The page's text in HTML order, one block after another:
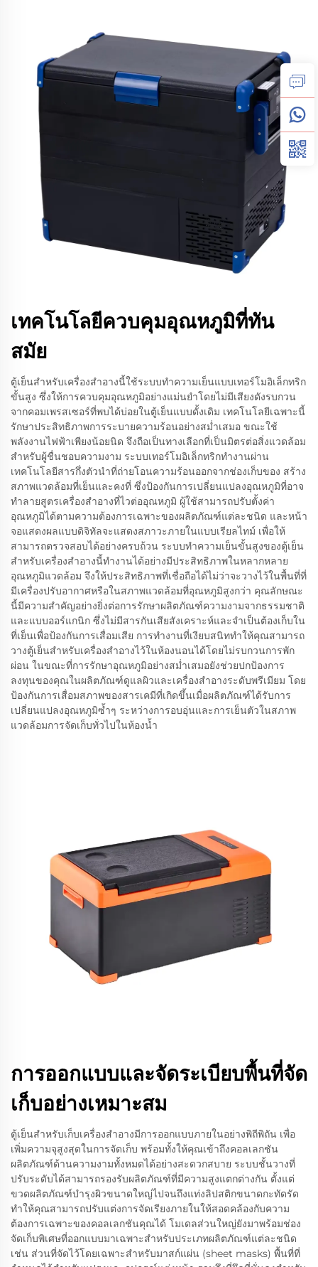
เทคโนโลยีควบคุมอุณหภูมิที่ทัน
สมัย
ตู้เย็นสำหรับเครื่องสำอางนี้ใช้ระบบทำความเย็นแบบเทอร์โมอิเล็กทริก
ขั้นสูง ซึ่งให้การควบคุมอุณหภูมิอย่างแม่นยำโดยไม่มีเสียงดังรบกวน
จากคอมเพรสเซอร์ที่พบได้บ่อยในตู้เย็นแบบดั้งเดิม เทคโนโลยีเฉพาะนี้
รักษาประสิทธิภาพการระบายความร้อนอย่างสม่ำเสมอ ขณะใช้
พลังงานไฟฟ้าเพียงน้อยนิด จึงถือเป็นทางเลือกที่เป็นมิตรต่อสิ่งแวดล้อม
สำหรับผู้ชื่นชอบความงาม ระบบเทอร์โมอิเล็กทริกทำงานผ่าน
เทคโนโลยีสารกึ่งตัวนำที่ถ่ายโอนความร้อนออกจากช่องเก็บของ สร้าง
สภาพแวดล้อมที่เย็นและคงที่ ซึ่งป้องกันการเปลี่ยนแปลงอุณหภูมิที่อาจ
ทำลายสูตรเครื่องสำอางที่ไวต่ออุณหภูมิ ผู้ใช้สามารถปรับตั้งค่า
อุณหภูมิได้ตามความต้องการเฉพาะของผลิตภัณฑ์แต่ละชนิด และหน้า
จอแสดงผลแบบดิจิทัลจะแสดงสภาวะภายในแบบเรียลไทม์ เพื่อให้
สามารถตรวจสอบได้อย่างครบถ้วน ระบบทำความเย็นขั้นสูงของตู้เย็น
สำหรับเครื่องสำอางนี้ทำงานได้อย่างมีประสิทธิภาพในหลากหลาย
อุณหภูมิแวดล้อม จึงให้ประสิทธิภาพที่เชื่อถือได้ไม่ว่าจะวางไว้ในพื้นที่ที่
มีเครื่องปรับอากาศหรือในสภาพแวดล้อมที่อุณหภูมิสูงกว่า คุณลักษณะ
นี้มีความสำคัญอย่างยิ่งต่อการรักษาผลิตภัณฑ์ความงามจากธรรมชาติ
และแบบออร์แกนิก ซึ่งไม่มีสารกันเสียสังเคราะห์และจำเป็นต้องเก็บใน
ที่เย็นเพื่อป้องกันการเสื่อมเสีย การทำงานที่เงียบสนิททำให้คุณสามารถ
วางตู้เย็นสำหรับเครื่องสำอางไว้ในห้องนอนได้โดยไม่รบกวนการพัก
ผ่อน ในขณะที่การรักษาอุณหภูมิอย่างสม่ำเสมอยังช่วยปกป้องการ
ลงทุนของคุณในผลิตภัณฑ์ดูแลผิวและเครื่องสำอางระดับพรีเมียม โดย
ป้องกันการเสื่อมสภาพของสารเคมีที่เกิดขึ้นเมื่อผลิตภัณฑ์ได้รับการ
เปลี่ยนแปลงอุณหภูมิซ้ำๆ ระหว่างการอบอุ่นและการเย็นตัวในสภาพ
แวดล้อมการจัดเก็บทั่วไปในห้องน้ำ
การออกแบบและจัดระเบียบพื้นที่จัด
เก็บอย่างเหมาะสม
ตู้เย็นสำหรับเก็บเครื่องสำอางมีการออกแบบภายในอย่างพิถีพิถัน เพื่อ
เพิ่มความจุสูงสุดในการจัดเก็บ พร้อมทั้งให้คุณเข้าถึงคอลเลกชัน
ผลิตภัณฑ์ด้านความงามทั้งหมดได้อย่างสะดวกสบาย ระบบชั้นวางที่
ปรับระดับได้สามารถรองรับผลิตภัณฑ์ที่มีความสูงแตกต่างกัน ตั้งแต่
ขวดผลิตภัณฑ์บำรุงผิวขนาดใหญ่ไปจนถึงแท่งลิปสติกขนาดกะทัดรัด
ทำให้คุณสามารถปรับแต่งการจัดเรียงภายในให้สอดคล้องกับความ
ต้องการเฉพาะของคอลเลกชันคุณได้ โมเดลส่วนใหญ่ยังมาพร้อมช่อง
จัดเก็บพิเศษที่ออกแบบมาเฉพาะสำหรับประเภทผลิตภัณฑ์แต่ละชนิด
เช่น ส่วนที่จัดไว้โดยเฉพาะสำหรับมาสก์แผ่น (sheet masks) พื้นที่ที่